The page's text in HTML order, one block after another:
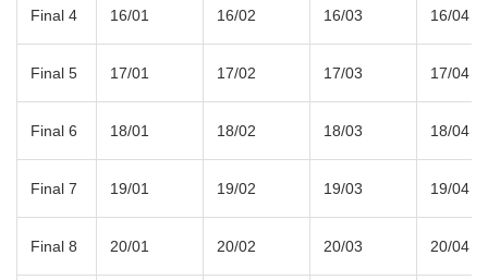
Final 4 16/01 16/02 16/03 16/04
Final 5 17/01 17/02 17/03 17/04
Final 6 18/01 18/02 18/03 18/04
Final 7 19/01 19/02 19/03 19/04
Final 8 20/01 20/02 20/03 20/04